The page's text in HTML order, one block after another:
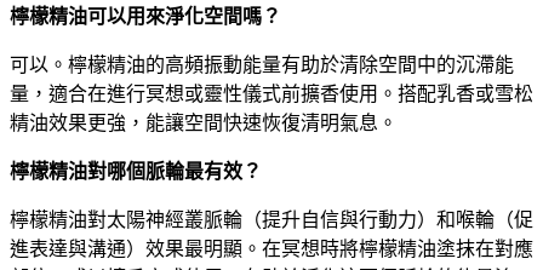
檸檬精油可以用來淨化空間嗎？
可以。檸檬精油的高頻振動能量有助於清除空間中的沉滯能
量，適合在進行冥想或靈性儀式前擴香使用。搭配乳香或雪松
精油效果更強，能讓空間快速恢復清明氣息。
檸檬精油對哪個脈輪最有效？
檸檬精油對太陽神經叢脈輪（提升自信與行動力）和喉輪（促
進表達與溝通）效果最明顯。在冥想時將檸檬精油塗抹在對應